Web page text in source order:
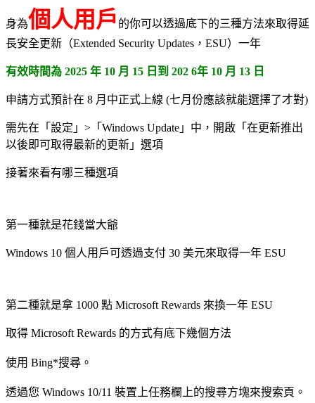
身為個人用戶 的你可以透過底下的三種方法來取得延
長安全更新（Extended Security Updates，ESU）一年
有效時間為 2025 年 10 月 15 日到 202 6年 10 月 13 日
申請方式預計在 8 月中正式上線 (七月份應該就能選擇了才對)
需先在「設定」>「Windows Update」中，開啟「在更新推出
以後即可取得最新的更新」選項
接著來看有哪三種選項
第一種就是花錢當大爺
Windows 10 個人用戶可透過支付 30 美元來取得一年 ESU
第二種就是拿 1000 點 Microsoft Rewards 來換一年 ESU
取得 Microsoft Rewards 的方式有底下幾個方法
使用 Bing*搜尋。
透過您 Windows 10/11 裝置上任務欄上的搜尋方塊來搜索頁。